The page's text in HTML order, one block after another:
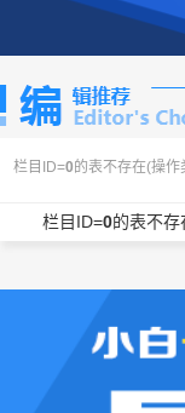
栏目ID=0的表不存在(操作
栏目ID=0的表不